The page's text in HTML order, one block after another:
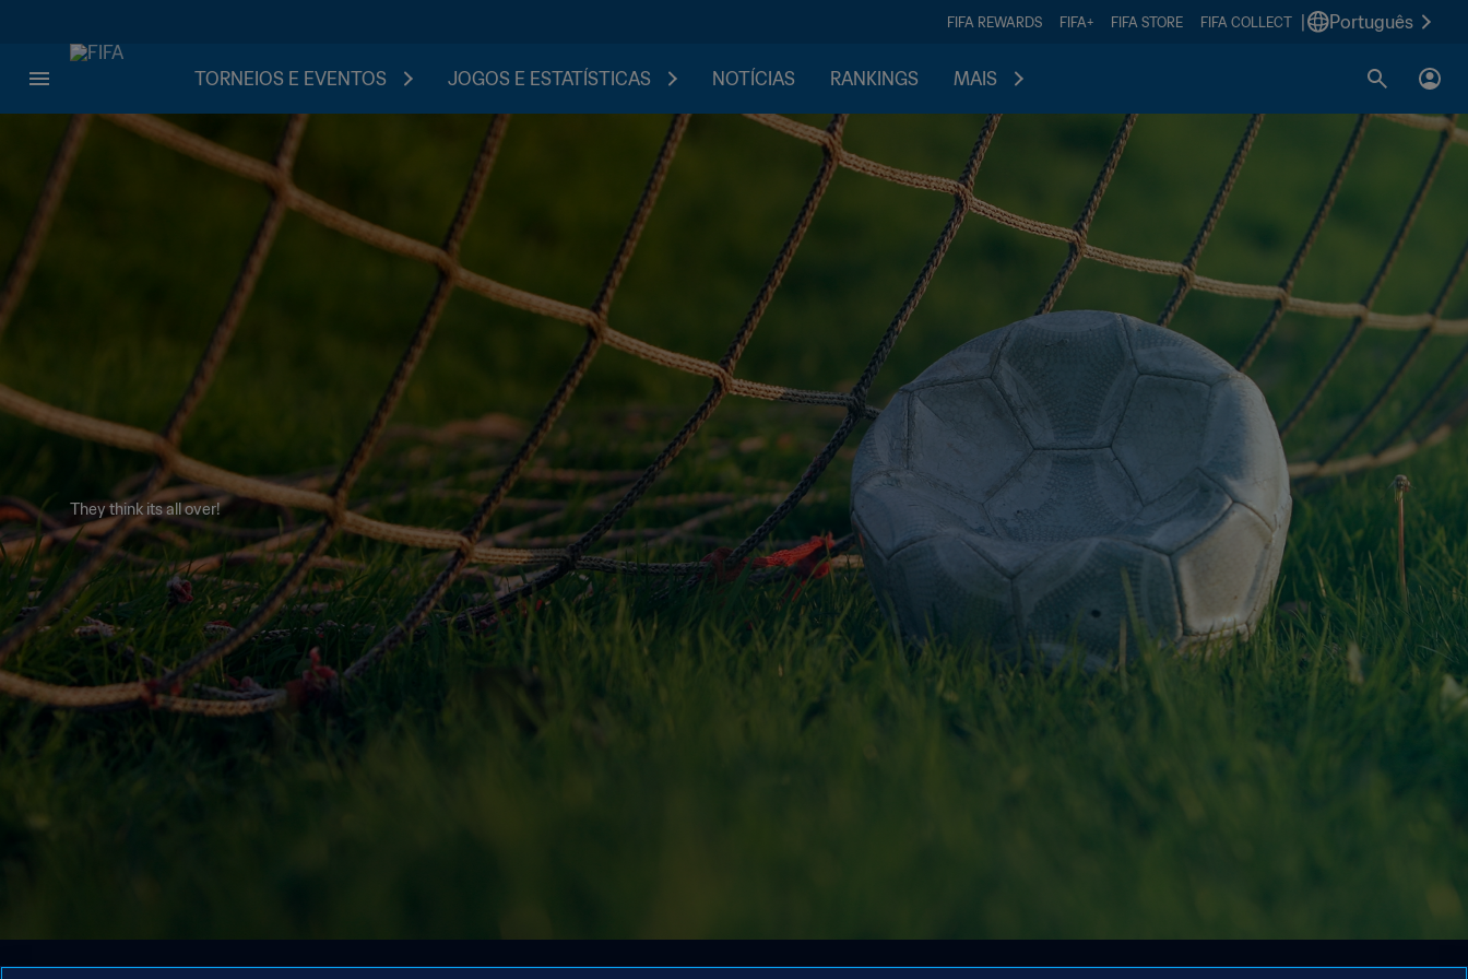
FIFA REWARDS FIFA+ FIFA STORE FIFA COLLECT Português
TORNEIOS E EVENTOS JOGOS E ESTATÍSTICAS NOTÍCIAS RANKINGS MAIS
They think its all over!